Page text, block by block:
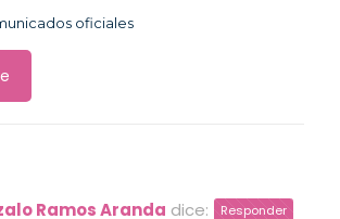
oficiales
Ramos Aranda dice: Responder